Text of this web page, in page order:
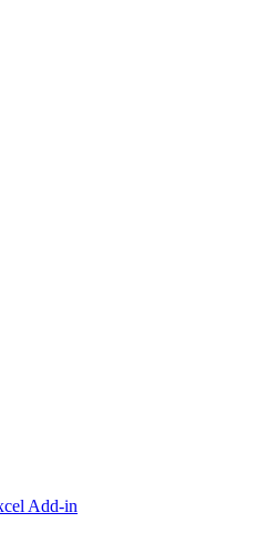
Add-in